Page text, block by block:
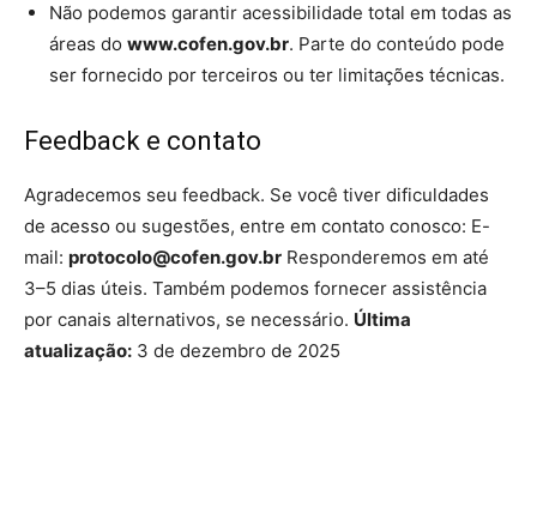
Não podemos garantir acessibilidade total em todas as
áreas do www.cofen.gov.br. Parte do conteúdo pode
ser fornecido por terceiros ou ter limitações técnicas.
Feedback e contato
Agradecemos seu feedback. Se você tiver dificuldades
de acesso ou sugestões, entre em contato conosco: E-
mail: protocolo@cofen.gov.br Responderemos em até
3–5 dias úteis. Também podemos fornecer assistência
por canais alternativos, se necessário. Última
atualização: 3 de dezembro de 2025